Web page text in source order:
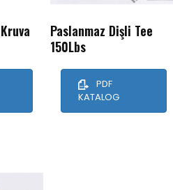
Kurumsal
Ürünler
Paslanmaz Dişli Tee
150Lbs
PDF
KATALOG